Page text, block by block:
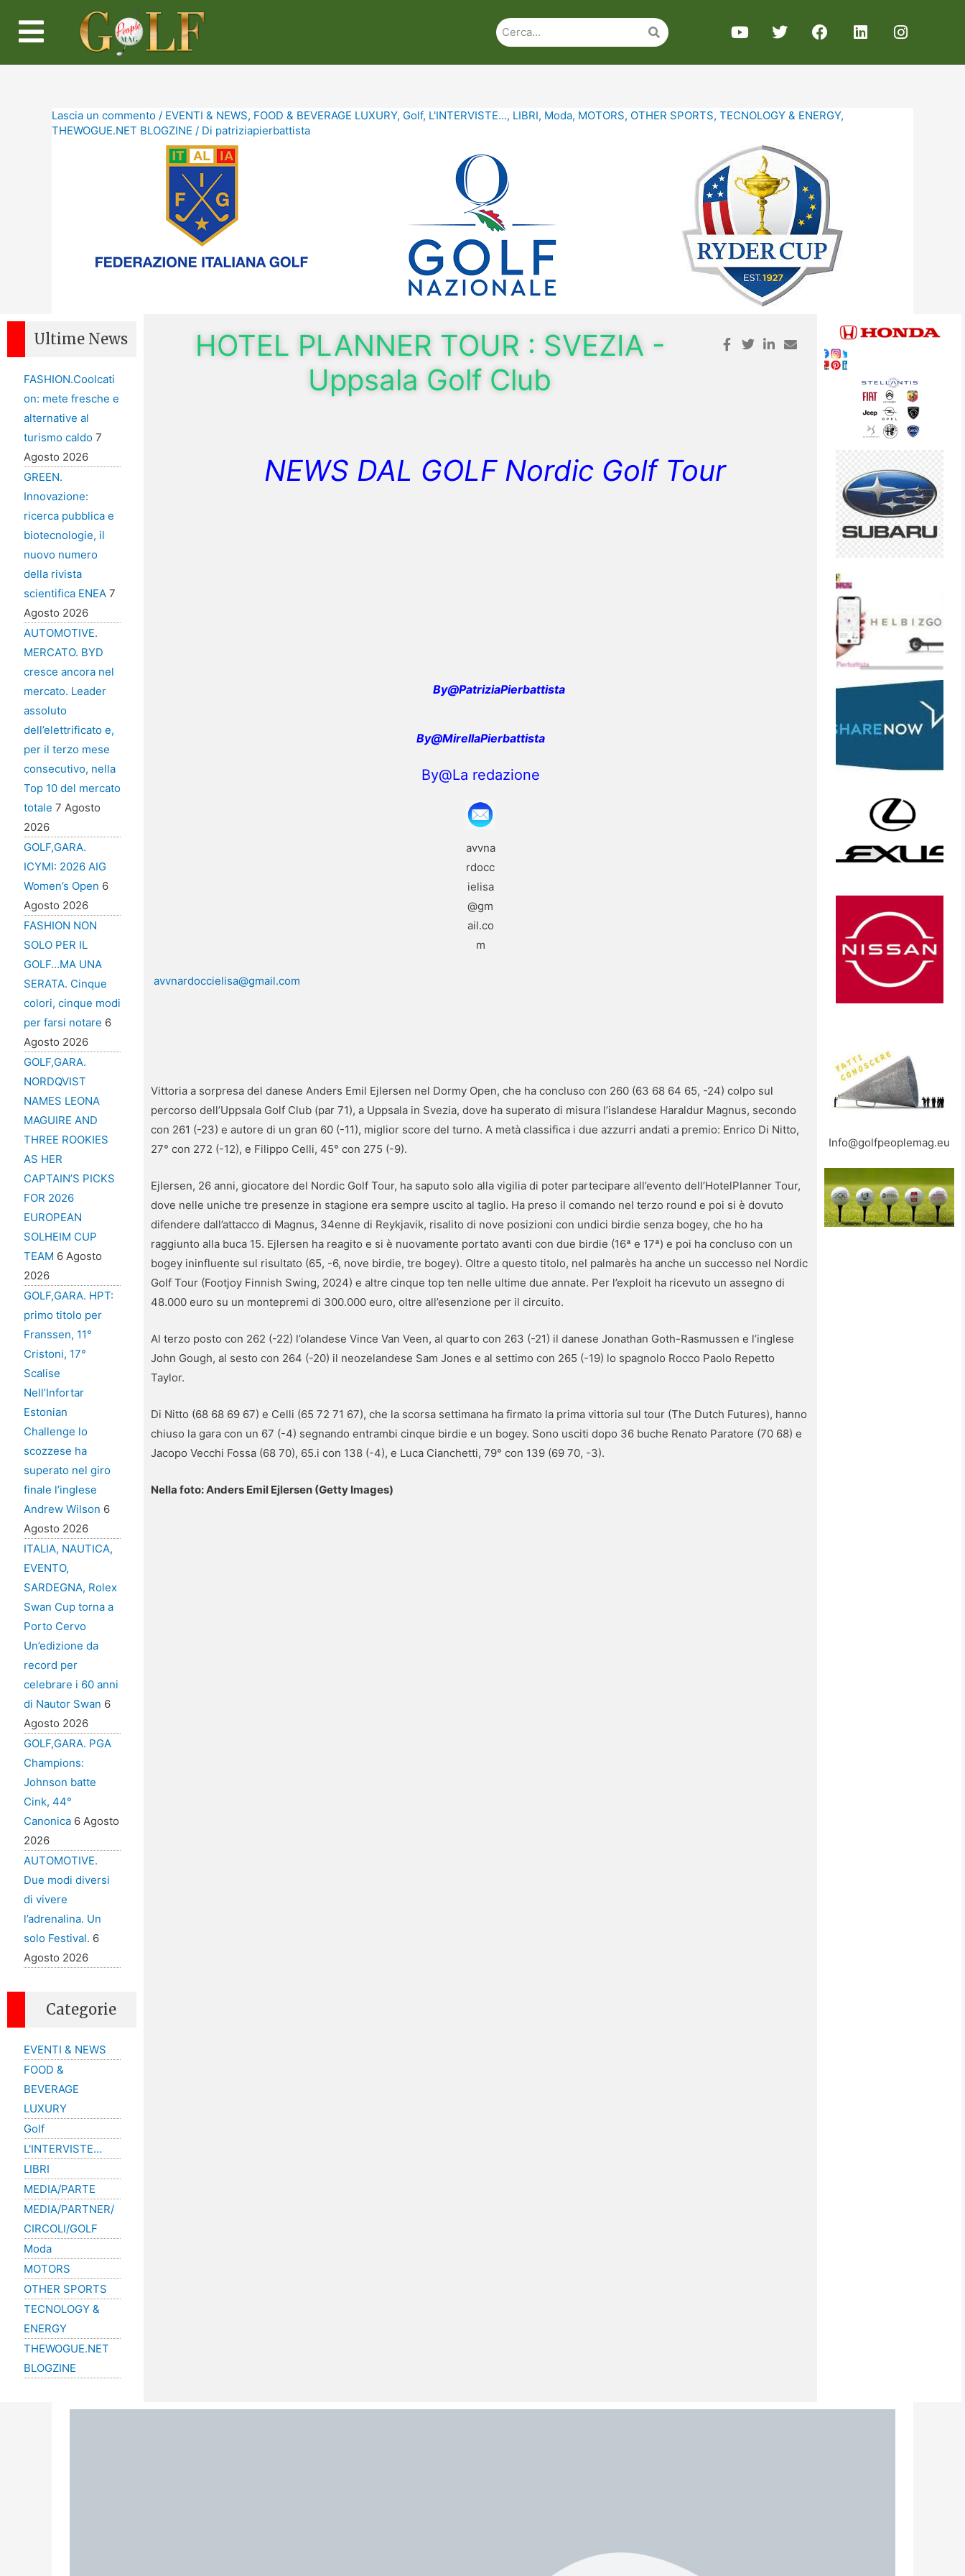
Lascia un commento / EVENTI & NEWS, FOOD & BEVERAGE LUXURY, Golf, L'INTERVISTE..., LIBRI, Moda, MOTORS, OTHER SPORTS, TECNOLOGY & ENERGY,
THEWOGUE.NET BLOGZINE / Di patriziapierbattista
Ultime News
FASHION.Coolcati
on: mete fresche e
alternative al
turismo caldo 7
Agosto 2026
GREEN.
Innovazione:
ricerca pubblica e
biotecnologie, il
nuovo numero
della rivista
scientifica ENEA 7
Agosto 2026
AUTOMOTIVE.
MERCATO. BYD
cresce ancora nel
mercato. Leader
assoluto
dell’elettrificato e,
per il terzo mese
consecutivo, nella
Top 10 del mercato
totale 7 Agosto
2026
GOLF,GARA.
ICYMI: 2026 AIG
Women’s Open 6
Agosto 2026
FASHION NON
SOLO PER IL
GOLF…MA UNA
SERATA. Cinque
colori, cinque modi
per farsi notare 6
Agosto 2026
GOLF,GARA.
NORDQVIST
NAMES LEONA
MAGUIRE AND
THREE ROOKIES
AS HER
CAPTAIN’S PICKS
FOR 2026
EUROPEAN
SOLHEIM CUP
TEAM 6 Agosto
2026
GOLF,GARA. HPT:
primo titolo per
Franssen, 11°
Cristoni, 17°
Scalise
Nell’Infortar
Estonian
Challenge lo
scozzese ha
superato nel giro
finale l’inglese
Andrew Wilson 6
Agosto 2026
ITALIA, NAUTICA,
EVENTO,
SARDEGNA, Rolex
Swan Cup torna a
Porto Cervo
Un’edizione da
record per
celebrare i 60 anni
di Nautor Swan 6
Agosto 2026
GOLF,GARA. PGA
Champions:
Johnson batte
Cink, 44°
Canonica 6 Agosto
2026
AUTOMOTIVE.
Due modi diversi
di vivere
l’adrenalina. Un
solo Festival. 6
Agosto 2026
Categorie
EVENTI & NEWS
FOOD &
BEVERAGE
LUXURY
Golf
L'INTERVISTE…
LIBRI
MEDIA/PARTE
MEDIA/PARTNER/
CIRCOLI/GOLF
Moda
MOTORS
OTHER SPORTS
TECNOLOGY &
ENERGY
THEWOGUE.NET
BLOGZINE
HOTEL PLANNER TOUR : SVEZIA -
Uppsala Golf Club
NEWS DAL GOLF Nordic Golf Tour
By@PatriziaPierbattista
By@MirellaPierbattista
By@La redazione
avvna
rdocc
ielisa
@gm
ail.co
m
avvnardoccielisa@gmail.com
Vittoria a sorpresa del danese Anders Emil Ejlersen nel Dormy Open, che ha concluso con 260 (63 68 64 65, -24) colpo sul
percorso dell’Uppsala Golf Club (par 71), a Uppsala in Svezia, dove ha superato di misura l’islandese Haraldur Magnus, secondo
con 261 (-23) e autore di un gran 60 (-11), miglior score del turno. A metà classifica i due azzurri andati a premio: Enrico Di Nitto,
27° con 272 (-12), e Filippo Celli, 45° con 275 (-9).
Ejlersen, 26 anni, giocatore del Nordic Golf Tour, ha saputo solo alla vigilia di poter partecipare all’evento dell’HotelPlanner Tour,
dove nelle uniche tre presenze in stagione era sempre uscito al taglio. Ha preso il comando nel terzo round e poi si è dovuto
difendere dall’attacco di Magnus, 34enne di Reykjavik, risalito di nove posizioni con undici birdie senza bogey, che ho ha
raggiunto alla buca 15. Ejlersen ha reagito e si è nuovamente portato avanti con due birdie (16ª e 17ª) e poi ha concluso con un
bogey ininfluente sul risultato (65, -6, nove birdie, tre bogey). Oltre a questo titolo, nel palmarès ha anche un successo nel Nordic
Golf Tour (Footjoy Finnish Swing, 2024) e altre cinque top ten nelle ultime due annate. Per l’exploit ha ricevuto un assegno di
48.000 euro su un montepremi di 300.000 euro, oltre all’esenzione per il circuito.
Al terzo posto con 262 (-22) l’olandese Vince Van Veen, al quarto con 263 (-21) il danese Jonathan Goth-Rasmussen e l’inglese
John Gough, al sesto con 264 (-20) il neozelandese Sam Jones e al settimo con 265 (-19) lo spagnolo Rocco Paolo Repetto
Taylor.
Di Nitto (68 68 69 67) e Celli (65 72 71 67), che la scorsa settimana ha firmato la prima vittoria sul tour (The Dutch Futures), hanno
chiuso la gara con un 67 (-4) segnando entrambi cinque birdie e un bogey. Sono usciti dopo 36 buche Renato Paratore (70 68) e
Jacopo Vecchi Fossa (68 70), 65.i con 138 (-4), e Luca Cianchetti, 79° con 139 (69 70, -3).
Nella foto: Anders Emil Ejlersen (Getty Images)
Info@golfpeoplemag.eu